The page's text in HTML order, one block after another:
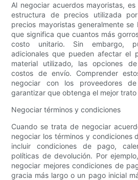
Al negociar acuerdos mayoristas,
estructura de precios utilizada
precios mayoristas generalmente se
que significa que cuantos más
costo unitario. Sin embargo,
adicionales que pueden afectar el
material utilizado, las opciones
costos de envío. Comprender
negociar con los proveedores
garantizar que obtenga el mejor trato
Negociar términos y condiciones
Cuando se trata de negociar
negociar los términos y condiciones
incluir condiciones de pago,
políticas de devolución. Por
negociar mejores condiciones de
gracia más largo o un pago inicial